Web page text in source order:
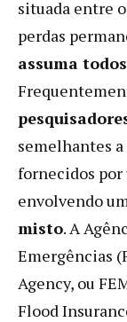
situada entre
perdas
assuma
semelhantes
fornecidos por
envolvendo
misto. A
Emergências
Agency, ou
Flood